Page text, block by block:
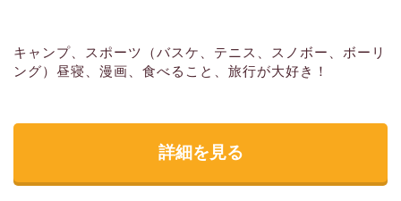
キャンプ、スポーツ（バスケ、テニス、スノボー、ボーリ
ング）昼寝、漫画、食べること、旅行が大好き！
詳細を見る